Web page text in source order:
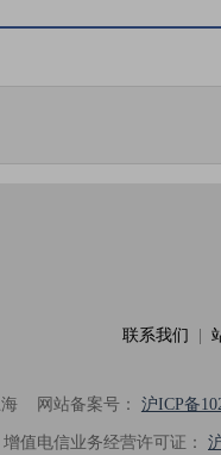
联系我们
网站备案号： 沪ICP备
增值电信业务经营许可证：